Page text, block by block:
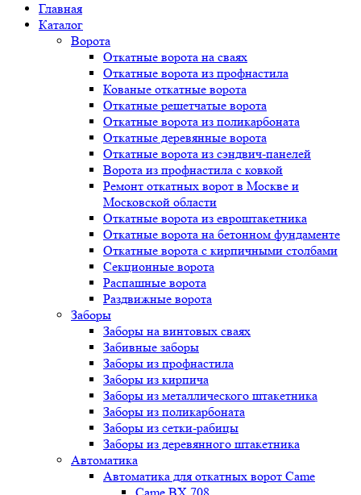
Главная
Каталог
Ворота
Откатные ворота на сваях
Откатные ворота из профнастила
Кованые откатные ворота
Откатные решетчатые ворота
Откатные ворота из поликарбоната
Откатные деревянные ворота
Откатные ворота из сэндвич-панелей
Ворота из профнастила с ковкой
Ремонт откатных ворот в Москве и
Московской области
Откатные ворота из евроштакетника
Откатные ворота на бетонном фундаменте
Откатные ворота с кирпичными столбами
Секционные ворота
Распашные ворота
Раздвижные ворота
Заборы
Заборы на винтовых сваях
Забивные заборы
Заборы из профнастила
Заборы из кирпича
Заборы из металлического штакетника
Заборы из поликарбоната
Заборы из сетки-рабицы
Заборы из деревянного штакетника
Автоматика
Автоматика для откатных ворот Came